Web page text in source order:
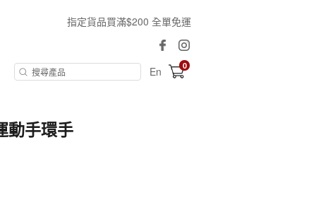
指定貨品買滿$200 全單免運
En 0
動手環手